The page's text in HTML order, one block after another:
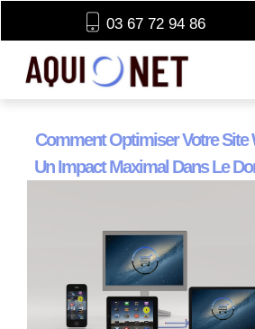
03 67 72 94 86
Comment Optimiser Votre Site
Un Impact Maximal Dans Le